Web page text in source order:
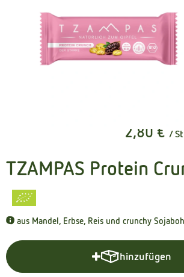
Kühltheke
Naturkost
Getränke
Angebote
Häufige Fragen
TZAMPAS Protein
aus Mandel, Erbse, Reis und crunchy
2,80 € /
hinzufügen
Produkt